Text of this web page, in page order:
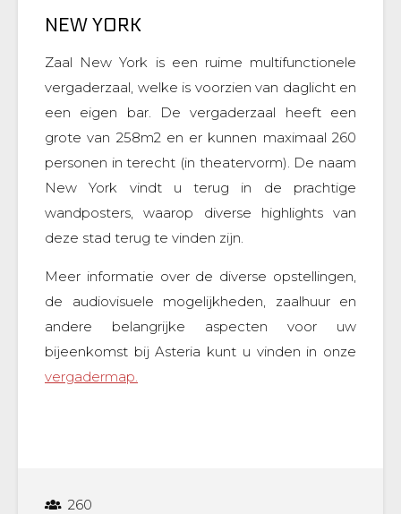
NEW YORK
Zaal New York is een ruime multifunctionele
vergaderzaal, welke is voorzien van daglicht en
een eigen bar. De vergaderzaal heeft een
grote van 258m2 en er kunnen maximaal 260
personen in terecht (in theatervorm). De naam
New York vindt u terug in de prachtige
wandposters, waarop diverse highlights van
deze stad terug te vinden zijn.
Meer informatie over de diverse opstellingen,
de audiovisuele mogelijkheden, zaalhuur en
andere belangrijke aspecten voor uw
bijeenkomst bij Asteria kunt u vinden in onze
vergadermap.
260